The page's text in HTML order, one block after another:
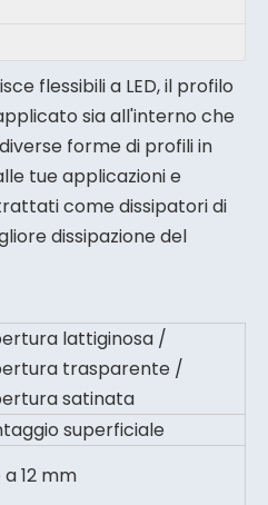
flessibili a LED, il profilo
sia all'interno che
forme di profili in
tue applicazioni e
come dissipatori di
dissipazione del
lattiginosa /
trasparente /
satinata
superficiale
a 12 mm